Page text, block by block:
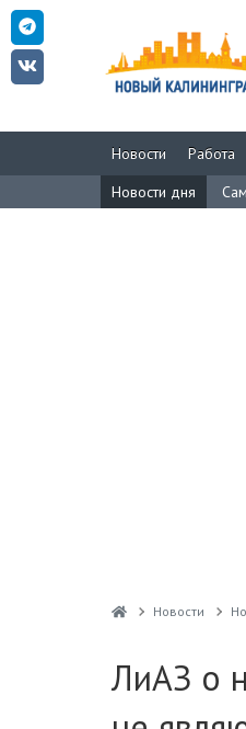
Новости Работа
Новости дня
Новости
ЛиАЗ о